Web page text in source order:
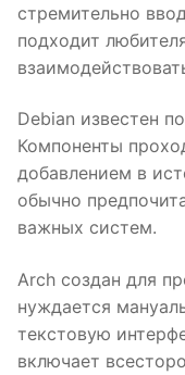
стремительно
подходит
Debian известен
Компоненты
добавлением в
обычно
важных систем.
Arch создан для
нуждается
текстовую
включает